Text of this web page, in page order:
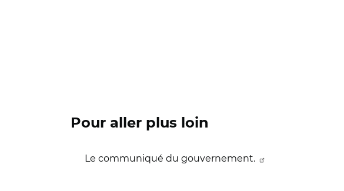
Pour aller plus loin
Le communiqué du gouvernement.